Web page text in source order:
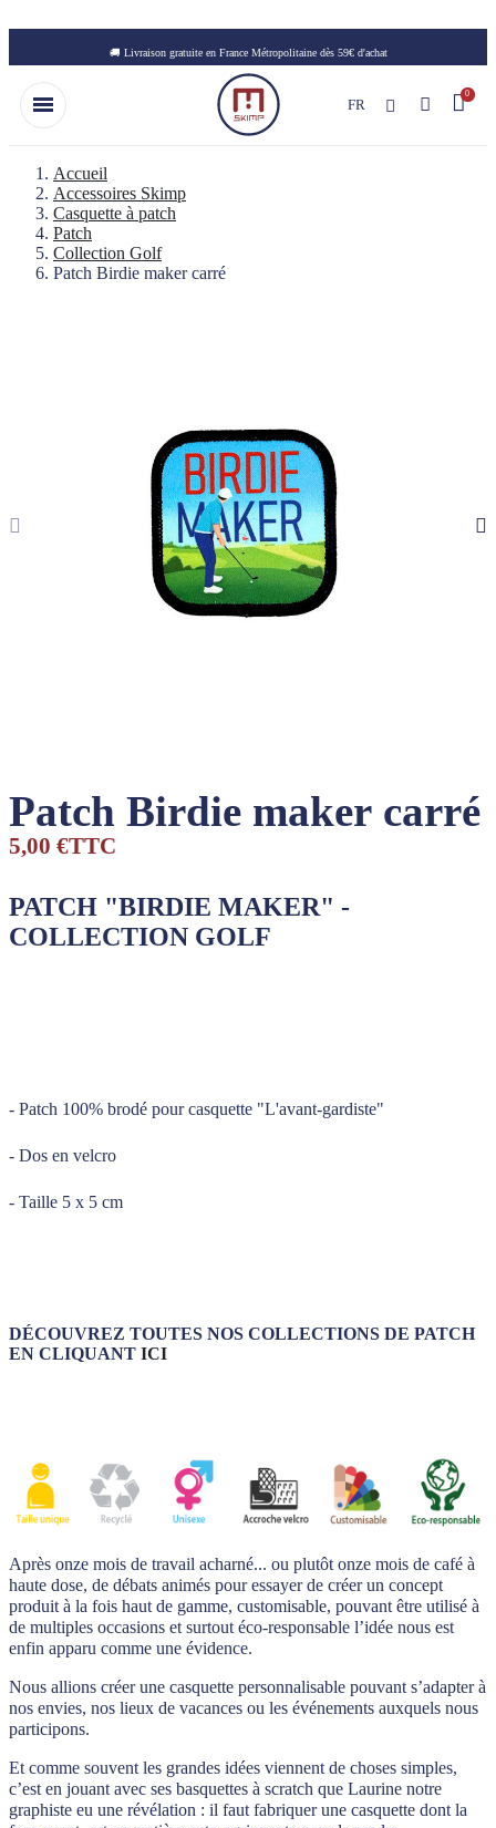
🚚 Livraison gratuite en France Métropolitaine dès 59€ d'achat
FR
Accueil
Accessoires Skimp
Casquette à patch
Patch
Collection Golf
Patch Birdie maker carré
Patch Birdie maker carré
5,00 €TTC
PATCH "BIRDIE MAKER" -
COLLECTION GOLF
- Patch 100% brodé pour casquette "L'avant-gardiste"
- Dos en velcro
- Taille 5 x 5 cm
DÉCOUVREZ TOUTES NOS COLLECTIONS DE PATCH
EN CLIQUANT ICI
Après onze mois de travail acharné... ou plutôt onze mois de café à
haute dose, de débats animés pour essayer de créer un concept
produit à la fois haut de gamme, customisable, pouvant être utilisé à
de multiples occasions et surtout éco-responsable l’idée nous est
enfin apparu comme une évidence.
Nous allions créer une casquette personnalisable pouvant s’adapter à
nos envies, nos lieux de vacances ou les événements auxquels nous
participons.
Et comme souvent les grandes idées viennent de choses simples,
c’est en jouant avec ses basquettes à scratch que Laurine notre
graphiste eu une révélation : il faut fabriquer une casquette dont la